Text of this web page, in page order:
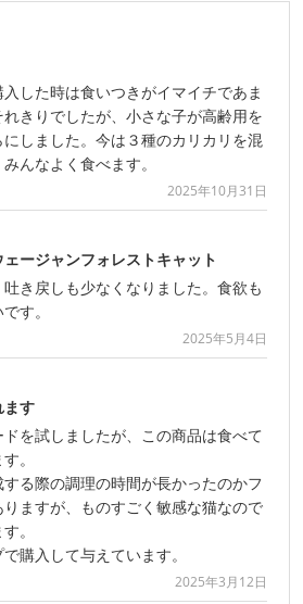
した時は食いつきがイマイチであま
きりでしたが、小さな子が高齢用を
しました。今は３種のカリカリを混
んなよく食べます。
2025年10月31日
ージャンフォレストキャット
き戻しも少なくなりました。食欲も
す。
2025年5月4日
ます
を試しましたが、この商品は食べて
。
る際の調理の時間が長かったのかフ
ますが、ものすごく敏感な猫なので
。
購入して与えています。
2025年3月12日